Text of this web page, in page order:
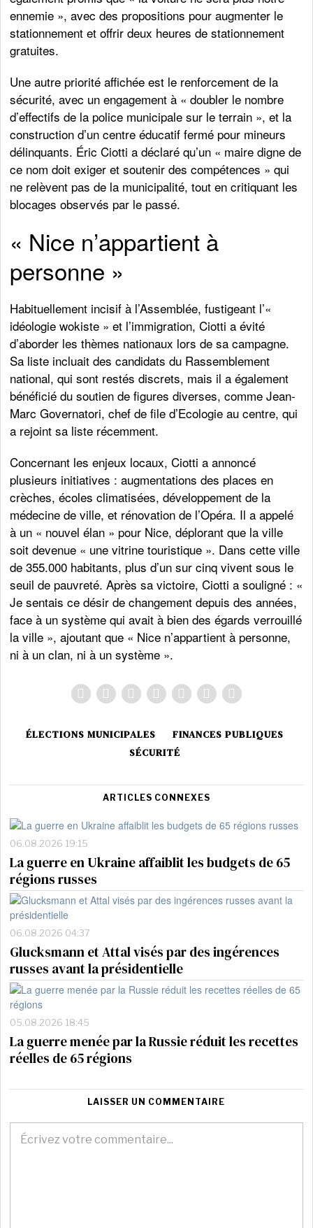
ennemie », avec des propositions pour augmenter le
stationnement et offrir deux heures de stationnement
gratuites.
Une autre priorité affichée est le renforcement de la
sécurité, avec un engagement à « doubler le nombre
d’effectifs de la police municipale sur le terrain », et la
construction d’un centre éducatif fermé pour mineurs
délinquants. Éric Ciotti a déclaré qu’un « maire digne de
ce nom doit exiger et soutenir des compétences » qui
ne relèvent pas de la municipalité, tout en critiquant les
blocages observés par le passé.
« Nice n’appartient à
personne »
Habituellement incisif à l’Assemblée, fustigeant l’«
idéologie wokiste » et l’immigration, Ciotti a évité
d’aborder les thèmes nationaux lors de sa campagne.
Sa liste incluait des candidats du Rassemblement
national, qui sont restés discrets, mais il a également
bénéficié du soutien de figures diverses, comme Jean-
Marc Governatori, chef de file d’Ecologie au centre, qui
a rejoint sa liste récemment.
Concernant les enjeux locaux, Ciotti a annoncé
plusieurs initiatives : augmentations des places en
crèches, écoles climatisées, développement de la
médecine de ville, et rénovation de l’Opéra. Il a appelé
à un « nouvel élan » pour Nice, déplorant que la ville
soit devenue « une vitrine touristique ». Dans cette ville
de 355.000 habitants, plus d’un sur cinq vivent sous le
seuil de pauvreté. Après sa victoire, Ciotti a souligné : «
Je sentais ce désir de changement depuis des années,
face à un système qui avait à bien des égards verrouillé
la ville », ajoutant que « Nice n’appartient à personne,
ni à un clan, ni à un système ».
ÉLECTIONS MUNICIPALES
FINANCES PUBLIQUES
SÉCURITÉ
ARTICLES CONNEXES
06.08.2026 19:15
La guerre en Ukraine affaiblit les budgets de 65
régions russes
06.08.2026 04:37
Glucksmann et Attal visés par des ingérences
russes avant la présidentielle
05.08.2026 18:45
La guerre menée par la Russie réduit les recettes
réelles de 65 régions
LAISSER UN COMMENTAIRE